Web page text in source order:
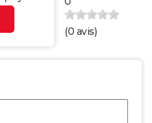
(0 avis)